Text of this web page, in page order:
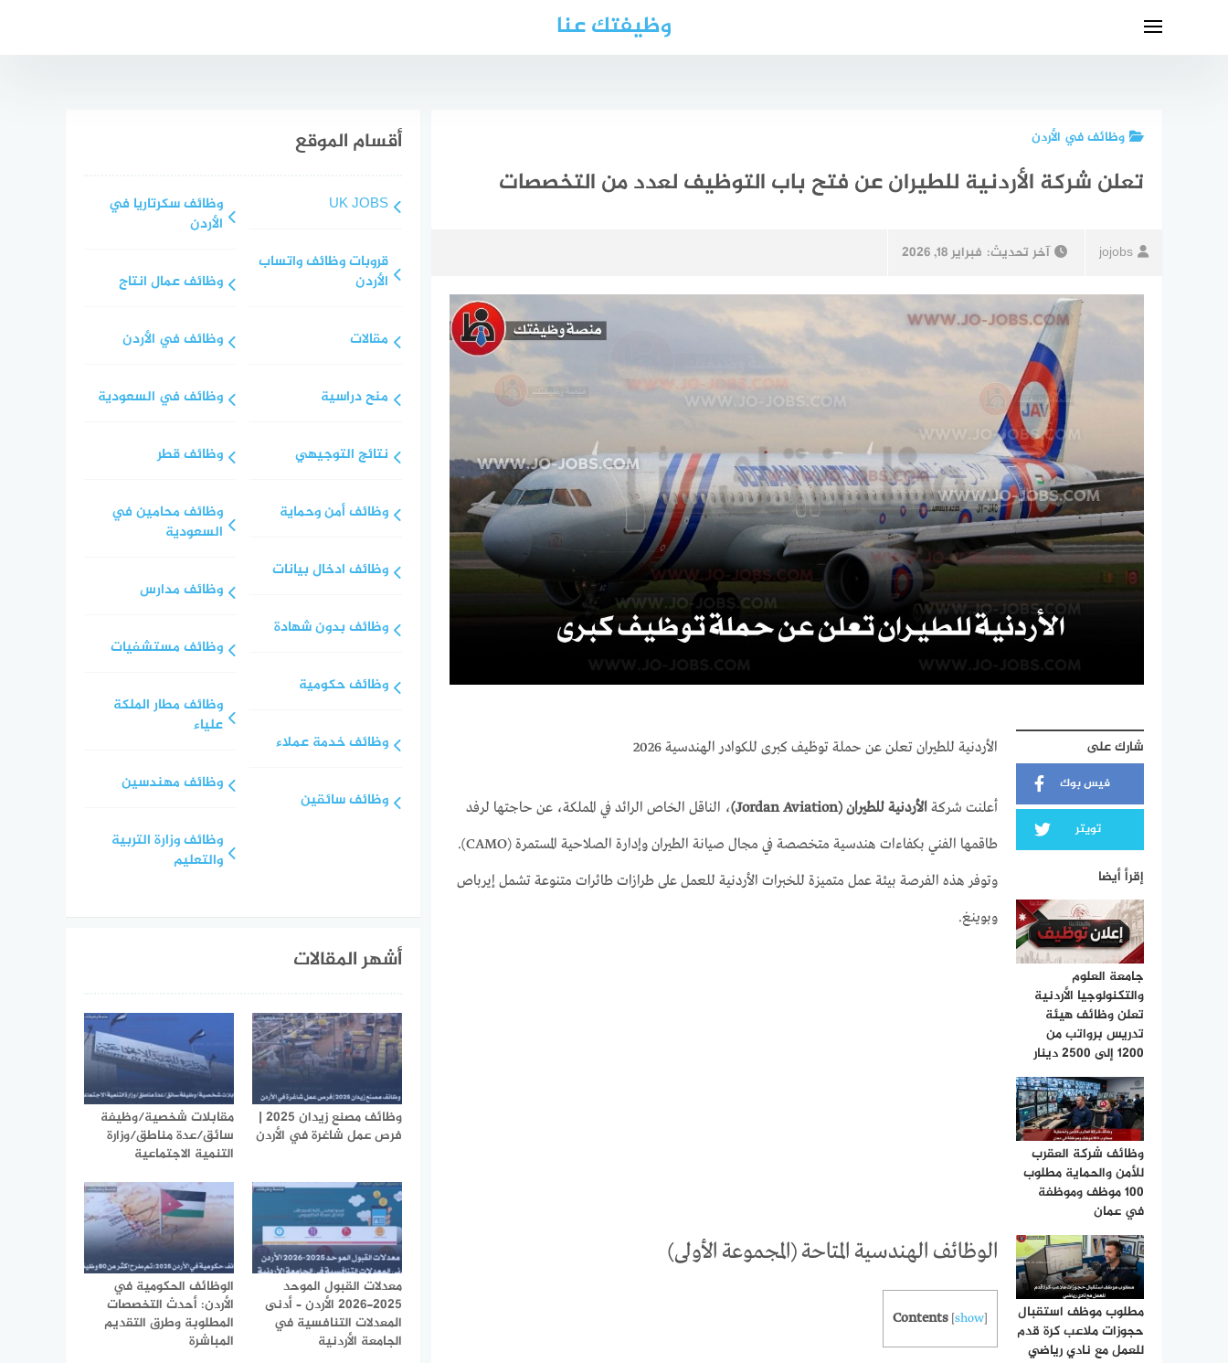
وظيفتك عنا
وظائف في الأردن
تعلن شركة الأردنية للطيران عن فتح باب التوظيف لعدد من التخصصات
jojobs آخر تحديث: فبراير 18, 2026
شارك على
فيس بوك
تويتر
إقرأ أيضا
جامعة العلوم
والتكنولوجيا الأردنية
تعلن وظائف هيئة
تدريس برواتب من
1200 إلى 2500 دينار
وظائف شركة العقرب
للأمن والحماية مطلوب
100 موظف وموظفة
في عمان
مطلوب موظف استقبال
حجوزات ملاعب كرة قدم
للعمل مع نادي رياضي
الأردنية للطيران تعلن عن حملة توظيف كبرى للكوادر الهندسية 2026
أعلنت شركة الأردنية للطيران (Jordan Aviation)
، الناقل الخاص الرائد في المملكة، عن حاجتها لرفد
طاقمها الفني بكفاءات هندسية متخصصة في مجال صيانة الطيران وإدارة الصلاحية المستمرة (CAMO).
وتوفر هذه الفرصة بيئة عمل متميزة للخبرات الأردنية للعمل على طرازات طائرات متنوعة تشمل إيرباص
وبوينغ.
الوظائف الهندسية المتاحة (المجموعة الأولى)
Contents [show]
أقسام الموقع
UK JOBS
قروبات وظائف واتساب
الأردن
مقالات
منح دراسية
نتائج التوجيهي
وظائف أمن وحماية
وظائف ادخال بيانات
وظائف بدون شهادة
وظائف حكومية
وظائف خدمة عملاء
وظائف سائقين
وظائف سكرتاريا في
الأردن
وظائف عمال انتاج
وظائف في الأردن
وظائف في السعودية
وظائف قطر
وظائف محامين في
السعودية
وظائف مدارس
وظائف مستشفيات
وظائف مطار الملكة
علياء
وظائف مهندسين
وظائف وزارة التربية
والتعليم
أشهر المقالات
وظائف مصنع زيدان 2025 |
فرص عمل شاغرة في الأردن
مقابلات شخصية/وظيفة
سائق/عدة مناطق/وزارة
التنمية الاجتماعية
معدلات القبول الموحد
2025-2026 الأردن – أدنى
المعدلات التنافسية في
الجامعة الأردنية
الوظائف الحكومية في
الأردن: أحدث التخصصات
المطلوبة وطرق التقديم
المباشرة